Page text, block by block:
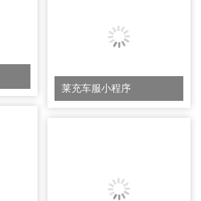
莱充车服小程序